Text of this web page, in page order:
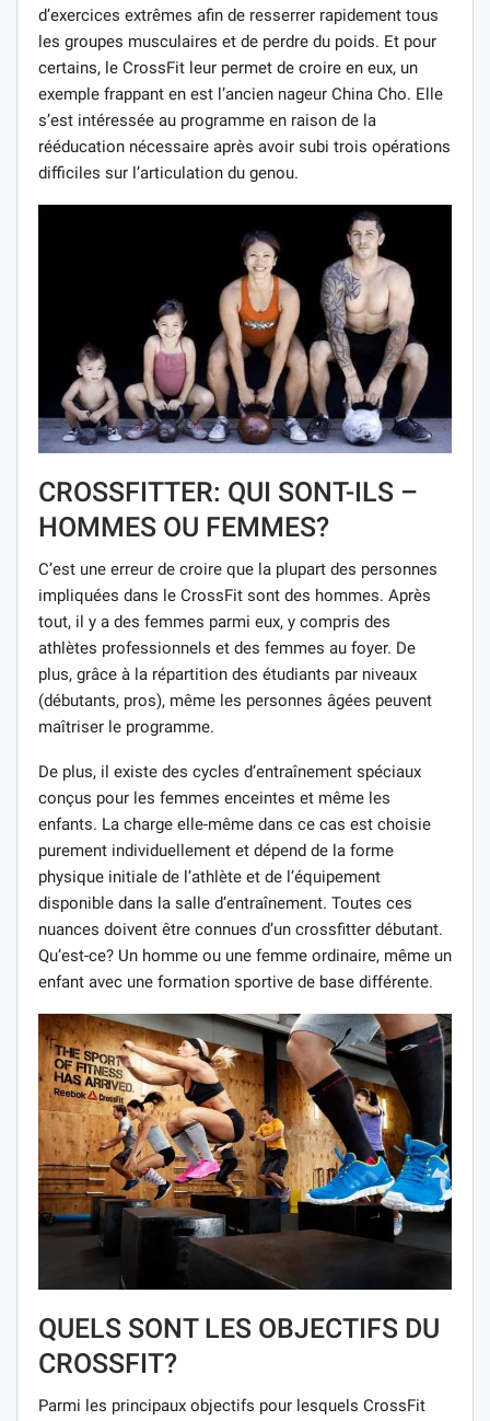
d’exercices extrêmes afin de resserrer rapidement tous
les groupes musculaires et de perdre du poids. Et pour
certains, le CrossFit leur permet de croire en eux, un
exemple frappant en est l’ancien nageur China Cho. Elle
s’est intéressée au programme en raison de la
rééducation nécessaire après avoir subi trois opérations
difficiles sur l’articulation du genou.
CROSSFITTER: QUI SONT-ILS –
HOMMES OU FEMMES?
C’est une erreur de croire que la plupart des personnes
impliquées dans le CrossFit sont des hommes. Après
tout, il y a des femmes parmi eux, y compris des
athlètes professionnels et des femmes au foyer. De
plus, grâce à la répartition des étudiants par niveaux
(débutants, pros), même les personnes âgées peuvent
maîtriser le programme.
De plus, il existe des cycles d’entraînement spéciaux
conçus pour les femmes enceintes et même les
enfants. La charge elle-même dans ce cas est choisie
purement individuellement et dépend de la forme
physique initiale de l’athlète et de l’équipement
disponible dans la salle d’entraînement. Toutes ces
nuances doivent être connues d’un crossfitter débutant.
Qu’est-ce? Un homme ou une femme ordinaire, même un
enfant avec une formation sportive de base différente.
QUELS SONT LES OBJECTIFS DU
CROSSFIT?
Parmi les principaux objectifs pour lesquels CrossFit